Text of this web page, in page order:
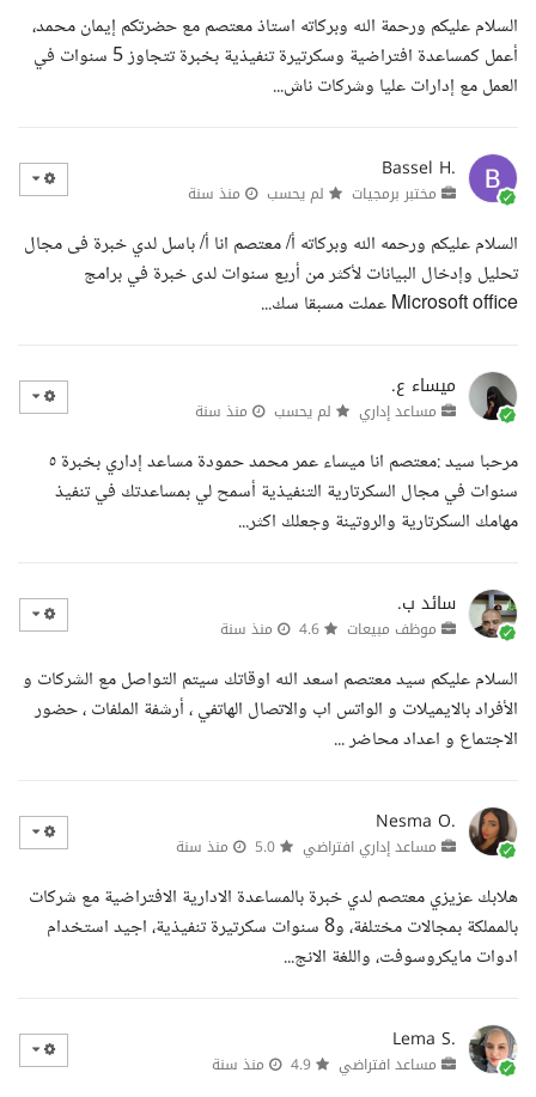
السلام عليكم ورحمة الله وبركاته استاذ معتصم مع حضرتكم إيمان محمد،
أعمل كمساعدة افتراضية وسكرتيرة تنفيذية بخبرة تتجاوز 5 سنوات في
العمل مع إدارات عليا وشركات ناش...
Bassel H.
مختبر برمجيات لم يحسب منذ سنة
السلام عليكم ورحمه الله وبركاته أ/ معتصم انا أ/ باسل لدي خبرة فى مجال
تحليل وإدخال البيانات لأكثر من أربع سنوات لدى خبرة في برامج
Microsoft office عملت مسبقا سك...
ميساء ع.
مساعد إداري لم يحسب منذ سنة
مرحبا سيد :معتصم انا ميساء عمر محمد حمودة مساعد إداري بخبرة ٥
سنوات في مجال السكرتارية التنفيذية أسمح لي بمساعدتك في تنفيذ
مهامك السكرتارية والروتينة وجعلك اكثر...
سائد ب.
موظف مبيعات منذ سنة
السلام عليكم سيد معتصم اسعد الله اوقاتك سيتم التواصل مع الشركات و
الأفراد بالايميلات و الواتس اب والاتصال الهاتفي ، أرشفة الملفات ، حضور
الاجتماع و اعداد محاضر ...
Nesma O.
مساعد إداري افتراضي منذ سنة
هلابك عزيزي معتصم لدي خبرة بالمساعدة الادارية الافتراضية مع شركات
بالمملكة بمجالات مختلفة، و8 سنوات سكرتيرة تنفيذية، اجيد استخدام
ادوات مايكروسوفت، واللغة الانج...
Lema S.
مساعد افتراضي منذ سنة